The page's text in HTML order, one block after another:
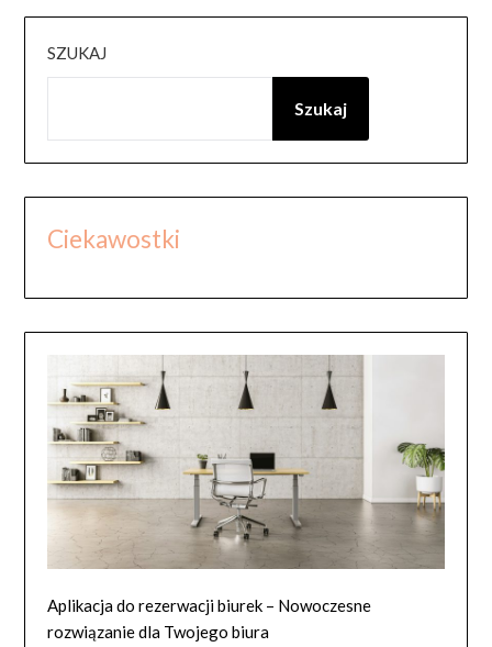
SZUKAJ
Szukaj
Ciekawostki
Aplikacja do rezerwacji biurek – Nowoczesne
rozwiązanie dla Twojego biura